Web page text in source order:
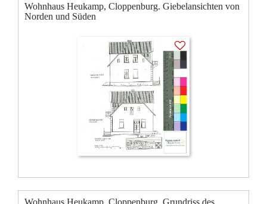
Wohnhaus Heukamp, Cloppenburg. Giebelansichten von
Norden und Süden
Wohnhaus Heukamp, Cloppenburg. Grundriss des